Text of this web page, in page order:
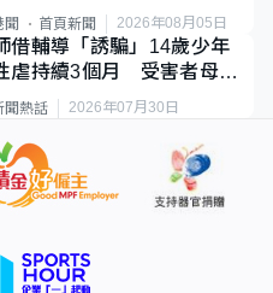
聞 首頁新聞 2026年08月05日
借輔導「誘騙」14歲少年
持續3個月 受害者母：
人
聞熱話 2026年07月30日